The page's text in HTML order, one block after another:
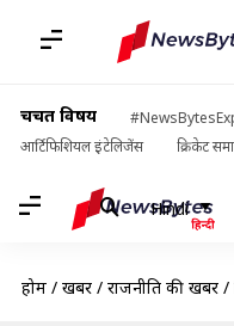
चर्चित विषय
आर्टिफिशियल इंटेलिजेंस
क्रिकेट
Hindi
होम / खबरें / राजनीति की खबरें /